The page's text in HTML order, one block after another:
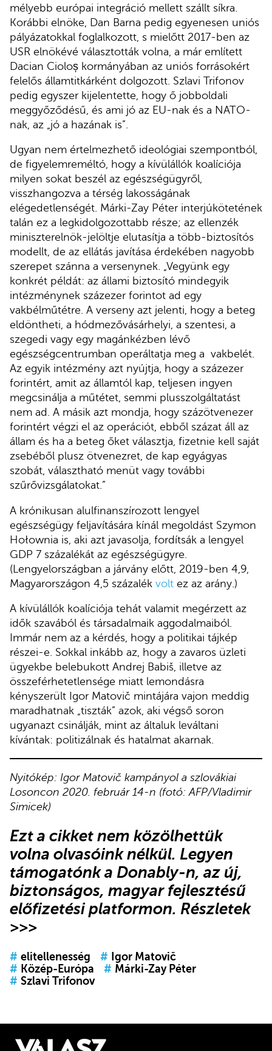
mélyebb európai integráció mellett szállt síkra.
Korábbi elnöke, Dan Barna pedig egyenesen uniós
pályázatokkal foglalkozott, s mielőtt 2017-ben az
USR elnökévé választották volna, a már említett
Dacian Cioloș kormányában az uniós forrásokért
felelős államtitkárként dolgozott. Szlavi Trifonov
pedig egyszer kijelentette, hogy ő jobboldali
meggyőződésű, és ami jó az EU-nak és a NATO-
nak, az „jó a hazának is”.
Ugyan nem értelmezhető ideológiai szempontból,
de figyelemreméltó, hogy a kívülállók koalíciója
milyen sokat beszél az egészségügyről,
visszhangozva a térség lakosságának
elégedetlenségét. Márki-Zay Péter interjúkötetének
talán ez a legkidolgozottabb része; az ellenzék
miniszterelnök-jelöltje elutasítja a több-biztosítós
modellt, de az ellátás javítása érdekében nagyobb
szerepet szánna a versenynek. „Vegyünk egy
konkrét példát: az állami biztosító mindegyik
intézménynek százezer forintot ad egy
vakbélműtétre. A verseny azt jelenti, hogy a beteg
eldöntheti, a hódmezővásárhelyi, a szentesi, a
szegedi vagy egy magánkézben lévő
egészségcentrumban operáltatja meg a vakbelét.
Az egyik intézmény azt nyújtja, hogy a százezer
forintért, amit az államtól kap, teljesen ingyen
megcsinálja a műtétet, semmi plusszolgáltatást
nem ad. A másik azt mondja, hogy százötvenezer
forintért végzi el az operációt, ebből százat áll az
állam és ha a beteg őket választja, fizetnie kell saját
zsebéből plusz ötvenezret, de kap egyágyas
szobát, választható menüt vagy további
szűrővizsgálatokat.”
A krónikusan alulfinanszírozott lengyel
egészségügy feljavítására kínál megoldást Szymon
Hołownia is, aki azt javasolja, fordítsák a lengyel
GDP 7 százalékát az egészségügyre.
(Lengyelországban a járvány előtt, 2019-ben 4,9,
Magyarországon 4,5 százalék volt ez az arány.)
A kívülállók koalíciója tehát valamit megérzett az
idők szavából és társadalmaik aggodalmaiból.
Immár nem az a kérdés, hogy a politikai tájkép
részei-e. Sokkal inkább az, hogy a zavaros üzleti
ügyekbe belebukott Andrej Babiš, illetve az
összeférhetetlensége miatt lemondásra
kényszerült Igor Matovič mintájára vajon meddig
maradhatnak „tiszták” azok, aki végső soron
ugyanazt csinálják, mint az általuk leváltani
kívántak: politizálnak és hatalmat akarnak.
Nyitókép: Igor Matovič kampányol a szlovákiai
Losoncon 2020. február 14-n (fotó: AFP/Vladimir
Simicek)
Ezt a cikket nem közölhettük
volna olvasóink nélkül. Legyen
támogatónk a Donably-n, az új,
biztonságos, magyar fejlesztésű
előfizetési platformon. Részletek
>>>
# elitellenesség # Igor Matovič
# Közép-Európa # Márki-Zay Péter
# Szlavi Trifonov